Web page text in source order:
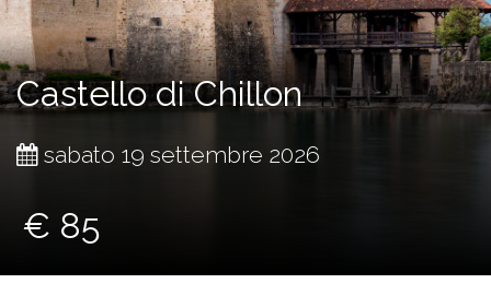
Castello di Chillon
sabato 19 settembre 2026
€ 85